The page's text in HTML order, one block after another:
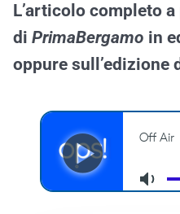
L’articolo completo
di PrimaBergamo in
oppure sull’edizione